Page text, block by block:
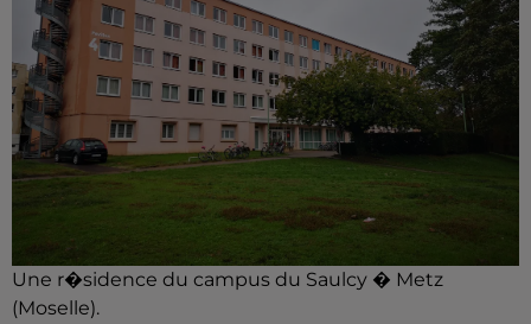
Une r�sidence du campus du Saulcy � Metz
(Moselle).